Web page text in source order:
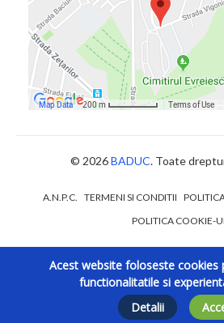
© 2026BADUC. Toate
A.N.P.C. TERMENI SI CONDITII
POLITICA COOKIE-
Acest website foloseste cookies
functionalitatile si
Detalii